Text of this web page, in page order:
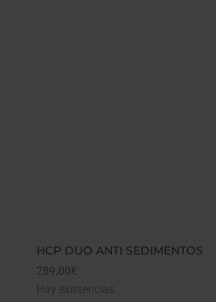
HCP DUO ANTI SEDIMENTOS
289,00€
Hay existencias